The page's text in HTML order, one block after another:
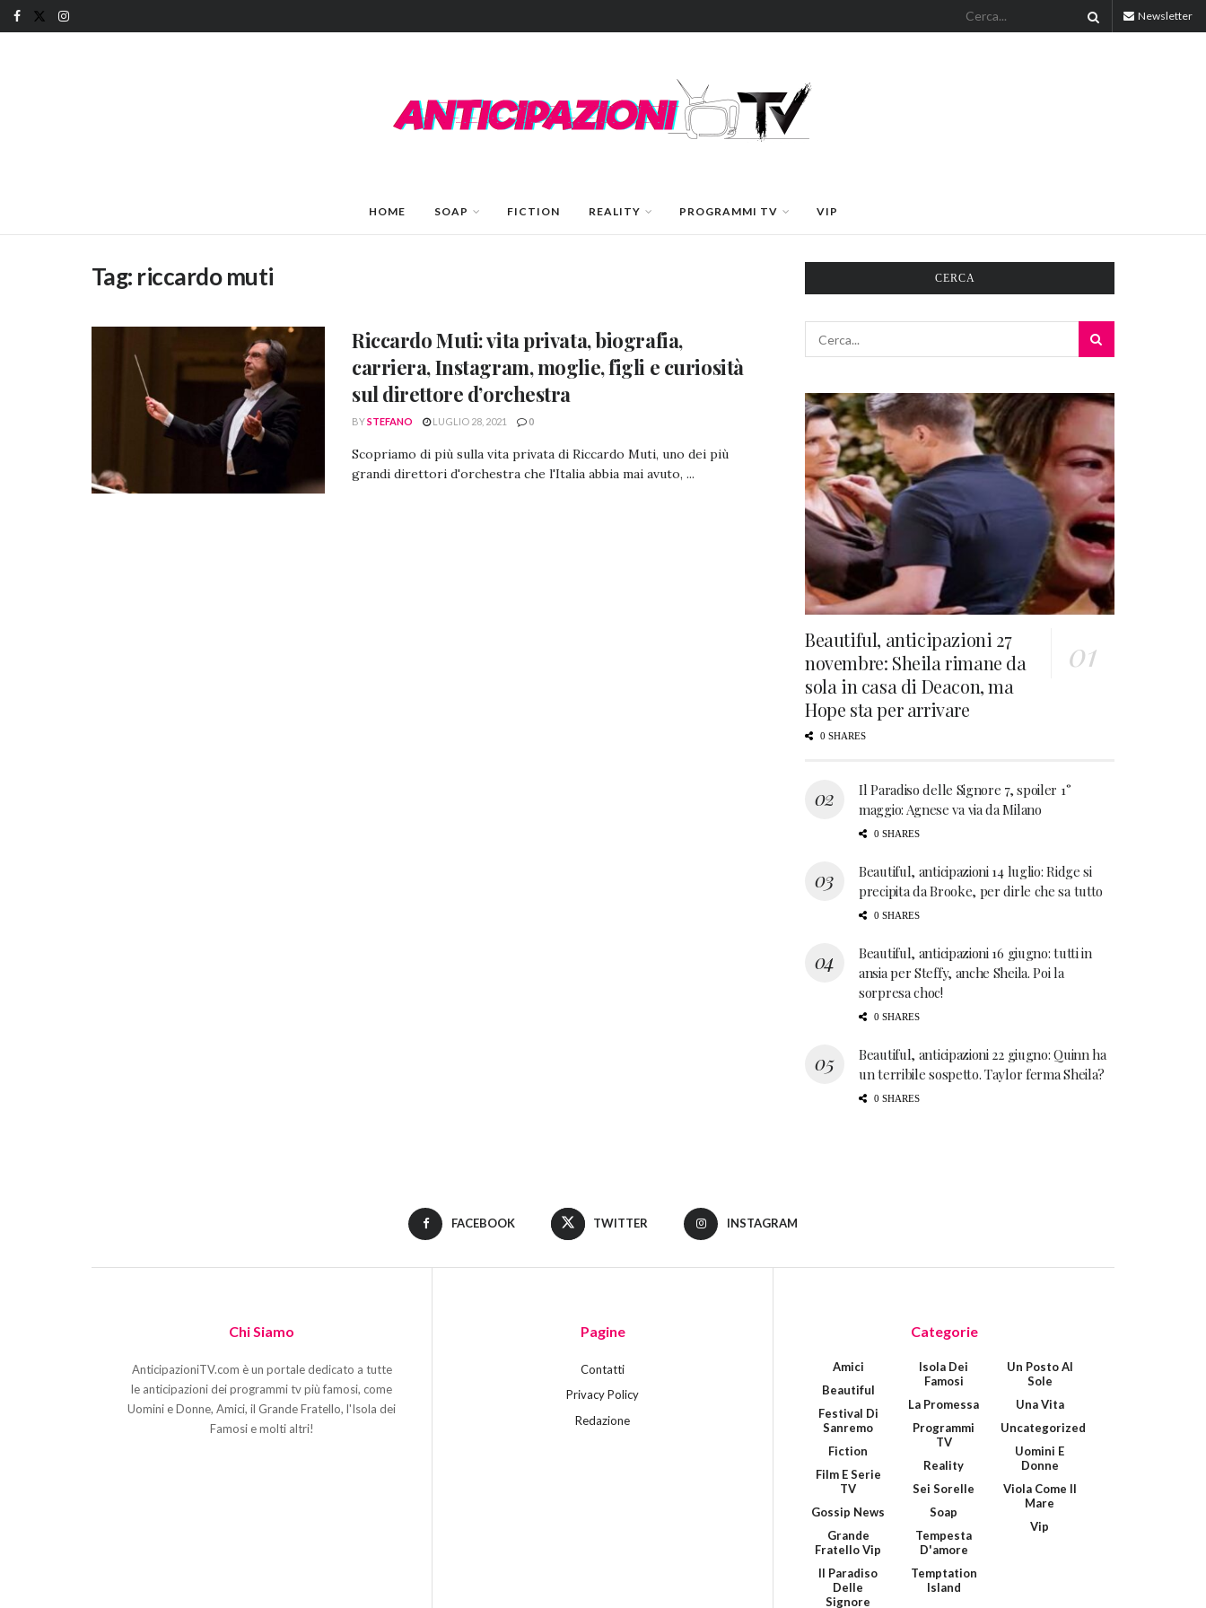
Newsletter
HOME SOAP FICTION REALITY PROGRAMMI TV VIP
Tag: riccardo muti
Riccardo Muti: vita privata, biografia,
carriera, Instagram, moglie, figli e curiosità
sul direttore d’orchestra
BYSTEFANO LUGLIO 28, 2021 0
Scopriamo di più sulla vita privata di Riccardo Muti, uno dei più
grandi direttori d'orchestra che l'Italia abbia mai avuto, ...
CERCA
Beautiful, anticipazioni 27
novembre: Sheila rimane da
sola in casa di Deacon, ma
Hope sta per arrivare
0 SHARES
Il Paradiso delle Signore 7, spoiler 1°
maggio: Agnese va via da Milano
0 SHARES
Beautiful, anticipazioni 14 luglio: Ridge si
precipita da Brooke, per dirle che sa tutto
0 SHARES
Beautiful, anticipazioni 16 giugno: tutti in
ansia per Steffy, anche Sheila. Poi la
sorpresa choc!
0 SHARES
Beautiful, anticipazioni 22 giugno: Quinn ha
un terribile sospetto. Taylor ferma Sheila?
0 SHARES
FACEBOOK TWITTER INSTAGRAM
Chi Siamo
AnticipazioniTV.com è un portale dedicato a tutte
le anticipazioni dei programmi tv più famosi, come
Uomini e Donne, Amici, il Grande Fratello, l'Isola dei
Famosi e molti altri!
Pagine
Contatti
Privacy Policy
Redazione
Categorie
Amici
Beautiful
Festival Di
Sanremo
Fiction
Film E Serie
TV
Gossip News
Grande
Fratello Vip
Il Paradiso
Delle
Signore
Isola Dei
Famosi
La Promessa
Programmi
TV
Reality
Sei Sorelle
Soap
Tempesta
D'amore
Temptation
Island
Un Posto Al
Sole
Una Vita
Uncategorized
Uomini E
Donne
Viola Come Il
Mare
Vip